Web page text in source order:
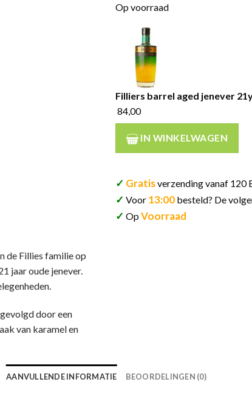
de Fillies familie op
jaar oude jenever.
door een
van karamel en
Op voorraad
Filliers barrel aged jenever
84,00
IN WINKELWAGEN
✓ Gratisverzending vanaf 120
✓ Voor 13:00 besteld? De
✓ OpVoorraad
AANVULLENDE INFORMATIE BEOORDELINGEN (0)